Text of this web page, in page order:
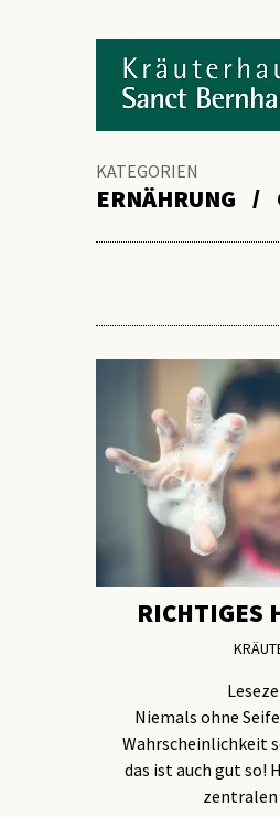
KATEGORIEN
ERNÄHRUNG
RICHTIGES
Niemals ohne
Wahrscheinlichkeit
das ist auch gut so!